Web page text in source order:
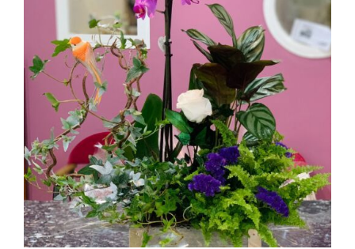
AÑADIR AL CARRITO
/
DETALLES